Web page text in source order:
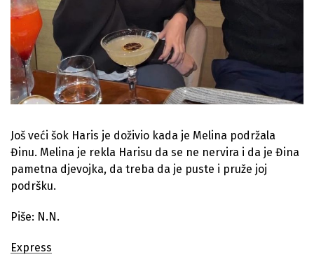
Još veći šok Haris je doživio kada je Melina podržala
Đinu. Melina je rekla Harisu da se ne nervira i da je Đina
pametna djevojka, da treba da je puste i pruže joj
podršku.
Piše: N.N.
Express